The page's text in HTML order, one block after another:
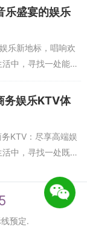
，东都KTV会所究
乐盛宴的娱乐
新地标，唱响欢
中，寻找一处能够
场所，成为了许多
历史悠久而又充满
务娱乐KTV体
KTV：尽享高端娱
中，寻找一处既能
客的共同追求。杭
预定.